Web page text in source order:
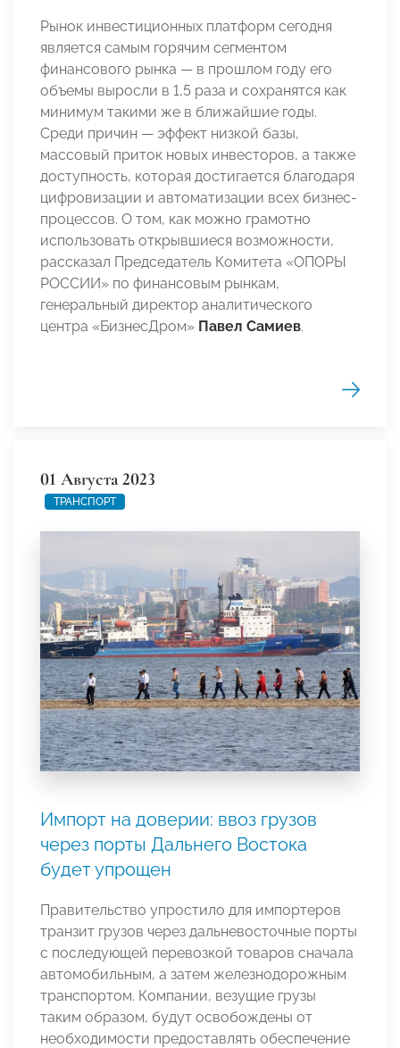
Рынок инвестиционных платформ сегодня
является самым горячим сегментом
финансового рынка — в прошлом году его
объемы выросли в 1,5 раза и сохранятся как
минимум такими же в ближайшие годы.
Среди причин — эффект низкой базы,
массовый приток новых инвесторов, а также
доступность, которая достигается благодаря
цифровизации и автоматизации всех бизнес-
процессов. О том, как можно грамотно
использовать открывшиеся возможности,
рассказал Председатель Комитета «ОПОРЫ
РОССИИ» по финансовым рынкам,
генеральный директор аналитического
центра «БизнесДром» Павел Самиев.
01 Августа 2023
ТРАНСПОРТ
Импорт на доверии: ввоз грузов
через порты Дальнего Востока
будет упрощен
Правительство упростило для импортеров
транзит грузов через дальневосточные порты
с последующей перевозкой товаров сначала
автомобильным, а затем железнодорожным
транспортом. Компании, везущие грузы
таким образом, будут освобождены от
необходимости предоставлять обеспечение